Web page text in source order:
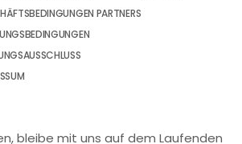
PARTNERS
bleibe mit uns auf dem Laufenden